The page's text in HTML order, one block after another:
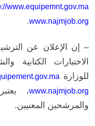
www.equipemnt.gov.ma
www.najmjob.org
.
– إن الإعلان عن
الاختبارات الكتابية
للوزارة
www.najmjob.org،
والمرشحين المعنيين.